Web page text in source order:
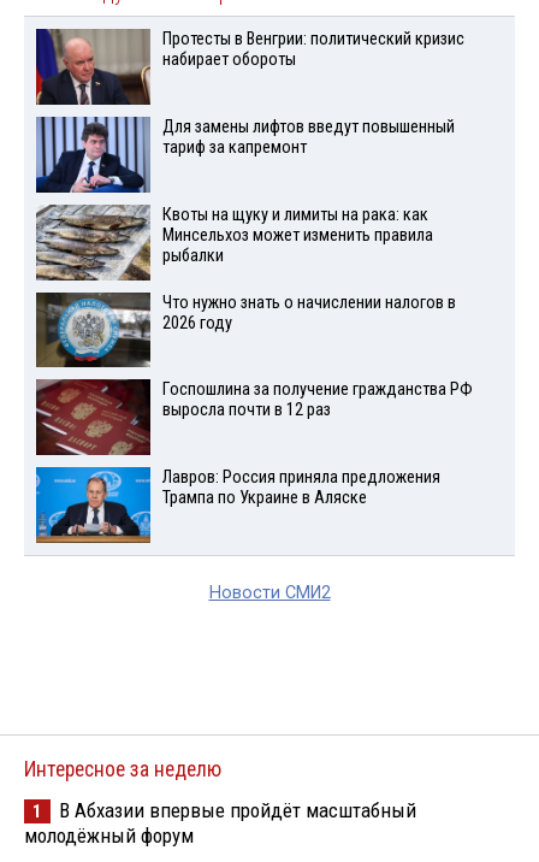
Протесты в Венгрии: политический кризис
набирает обороты
Для замены лифтов введут повышенный
тариф за капремонт
Квоты на щуку и лимиты на рака: как
Минсельхоз может изменить правила
рыбалки
Что нужно знать о начислении налогов в
2026 году
Госпошлина за получение гражданства РФ
выросла почти в 12 раз
Лавров: Россия приняла предложения
Трампа по Украине в Аляске
Новости СМИ2
Интересное за неделю
1
В Абхазии впервые пройдёт масштабный
молодёжный форум